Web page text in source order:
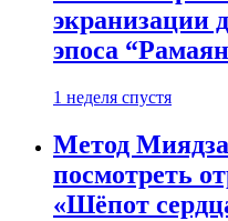
экранизации
эпоса
1 неделя спустя
Метод
посмотреть
«Шёпот